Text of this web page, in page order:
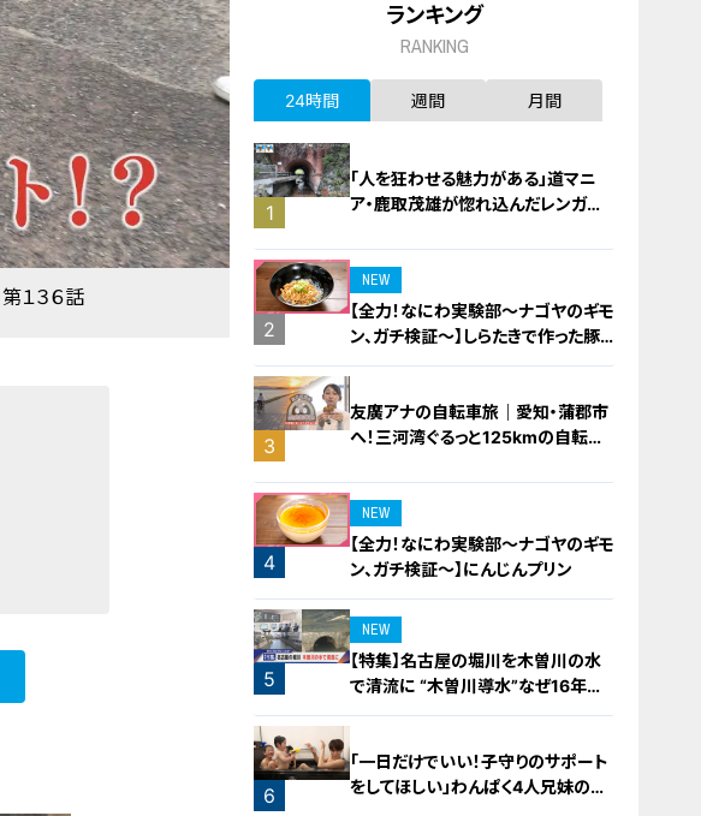
１３６話
ランキング
RANKING
24時間 週間 月間
1
「人を狂わせる魅力がある」道マニ
ア・鹿取茂雄が惚れ込んだレンガの
2
NEW
【全力！なにわ実験部～ナゴヤのギモ
ン、ガチ検証～】しらたきで作った豚
バラミンチの油そば
3
友廣アナの自転車旅｜愛知・蒲郡市
へ！三河湾ぐるっと125kmの自転車
4
NEW
【全力！なにわ実験部～ナゴヤのギモ
ン、ガチ検証～】にんじんプリン
5
NEW
【特集】名古屋の堀川を木曽川の水
で清流に “木曽川導水”なぜ16年ぶ
り？【newsX】
6
「一日だけでいい！子守りのサポート
をしてほしい」わんぱく4人兄妹の子